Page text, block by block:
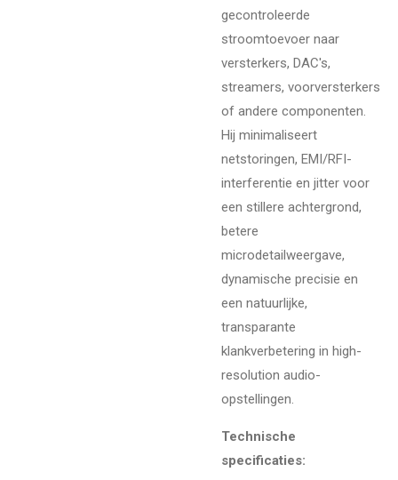
gecontroleerde
stroomtoevoer naar
versterkers, DAC's,
streamers, voorversterkers
of andere componenten.
Hij minimaliseert
netstoringen, EMI/RFI-
interferentie en jitter voor
een stillere achtergrond,
betere
microdetailweergave,
dynamische precisie en
een natuurlijke,
transparante
klankverbetering in high-
resolution audio-
opstellingen.
Technische
specificaties: